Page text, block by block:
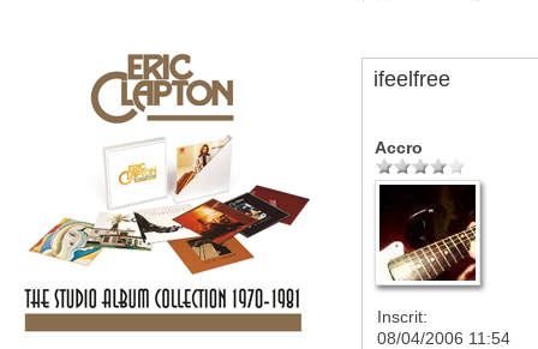
ifeelfree
Accro
Inscrit:
08/04/2006 11:54